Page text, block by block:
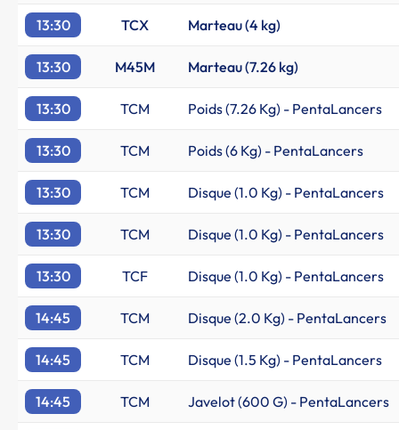
13:30 TCX Marteau (4 kg)
13:30 M45M Marteau (7.26 kg)
13:30 TCM Poids (7.26 Kg) - PentaLancers
13:30 TCM Poids (6 Kg) - PentaLancers
13:30 TCM Disque (1.0 Kg) - PentaLancers
13:30 TCM Disque (1.0 Kg) - PentaLancers
13:30 TCF Disque (1.0 Kg) - PentaLancers
14:45 TCM Disque (2.0 Kg) - PentaLancers
14:45 TCM Disque (1.5 Kg) - PentaLancers
14:45 TCM Javelot (600 G) - PentaLancers